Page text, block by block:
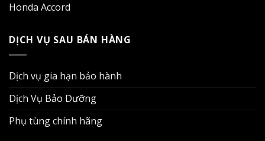
Honda Accord
DỊCH VỤ SAU BÁN HÀNG
Dịch vụ gia hạn bảo hành
Dịch Vụ Bảo Dưỡng
Phụ tùng chính hãng